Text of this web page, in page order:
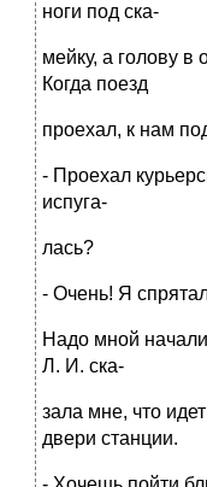
ноги под ска-
мейку, а голову
Когда поезд
проехал, к нам
- Проехал
испуга-
лась?
- Очень! Я
Надо мной
Л. И. ска-
зала мне, что
двери станции.